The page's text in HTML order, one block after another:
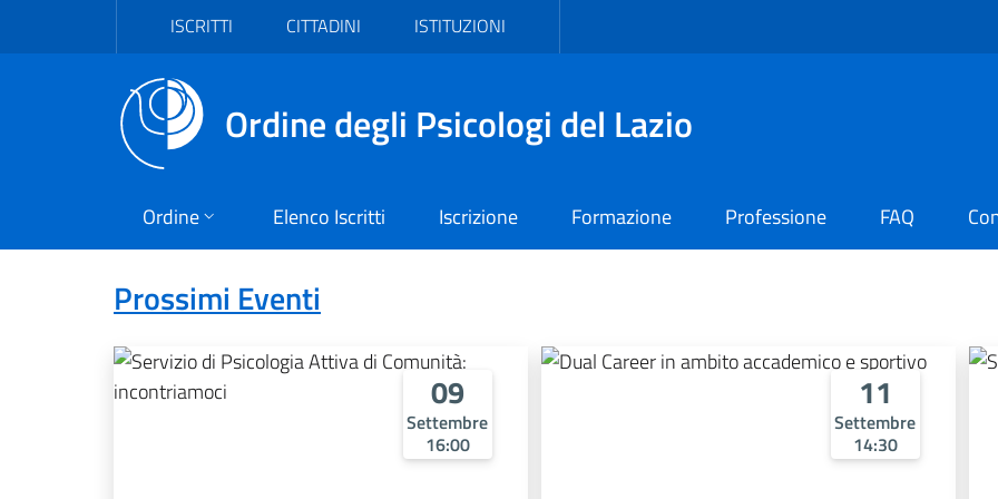
Vai al contenuto principale
ISCRITTI CITTADINI ISTITUZIONI
Ordine degli Psicologi del Lazio
Ordine Elenco Iscritti Iscrizione Formazione Professione FAQ
Formazione
Prossimi Eventi
09
Settembre
16:00
11
Settembre
14:30